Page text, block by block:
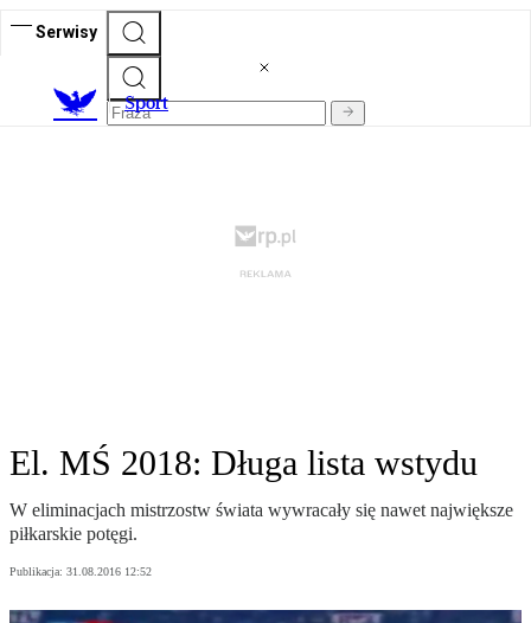
Serwisy
Sport
El. MŚ 2018: Długa lista wstydu
W eliminacjach mistrzostw świata wywracały się nawet największe
piłkarskie potęgi.
Publikacja: 31.08.2016 12:52